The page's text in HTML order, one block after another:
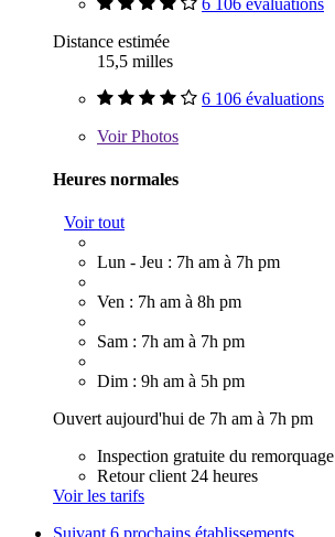
Distance estimée
15,5 milles
6 106 évaluations
VoirPhotos
Heures normales
Voir tout
Lun - Jeu : 7h am à 7h pm
Ven : 7h am à 8h pm
Sam : 7h am à 7h pm
Dim : 9h am à 5h pm
Ouvert aujourd'hui de 7h am à 7h pm
Inspection gratuite du remorquage
Retour client 24 heures
Voir les tarifs